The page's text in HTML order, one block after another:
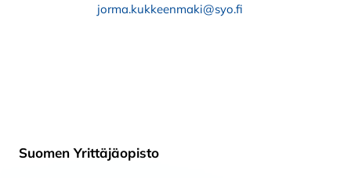
jorma.kukkeenmaki@syo.fi
Suomen Yrittäjäopisto